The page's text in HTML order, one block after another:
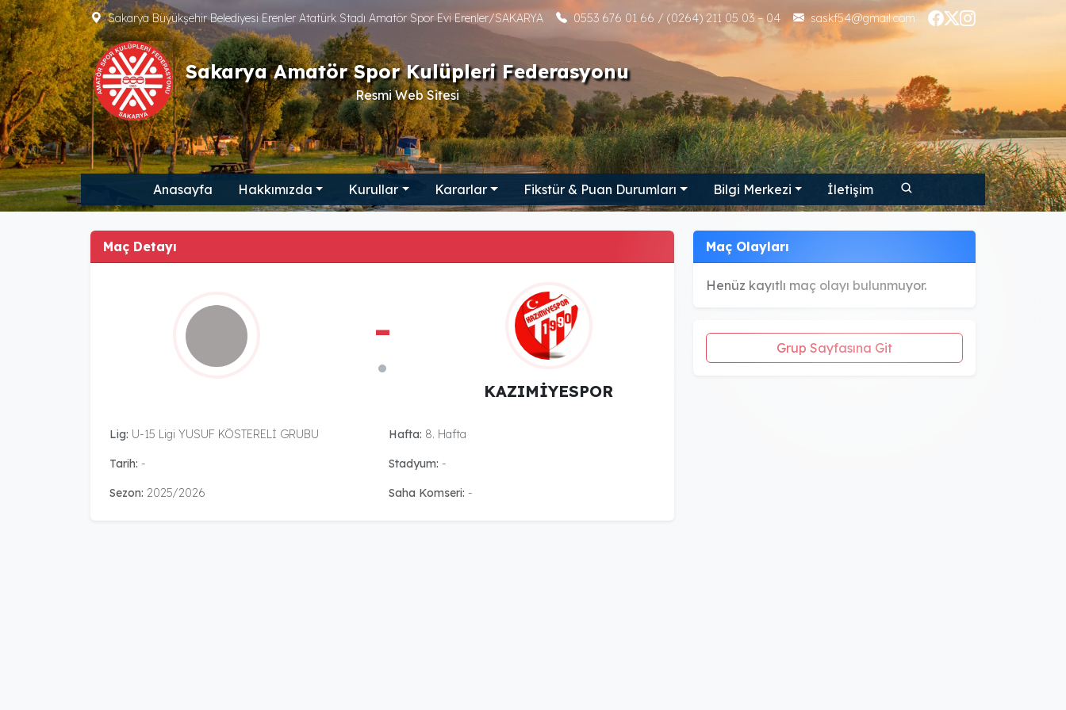
Sakarya Büyükşehir Belediyesi Erenler Atatürk Stadı Amatör Spor Evi Erenler/SAKARYA 0553 676 01 66 / (0264) 211 05 03 – 04 saskf54@gmail.com
Sakarya Amatör Spor Kulüpleri Federasyonu
Resmi Web Sitesi
Anasayfa Hakkımızda Kurullar Kararlar Fikstür & Puan Durumları Bilgi Merkezi İletişim
Maç Detayı
-
KAZIMİYESPOR
Lig: U-15 Ligi YUSUF KÖSTERELİ GRUBU Hafta: 8. Hafta
Tarih: - Stadyum: -
Sezon: 2025/2026 Saha Komseri: -
Maç Olayları
Henüz kayıtlı maç olayı bulunmuyor.
Grup Sayfasına Git